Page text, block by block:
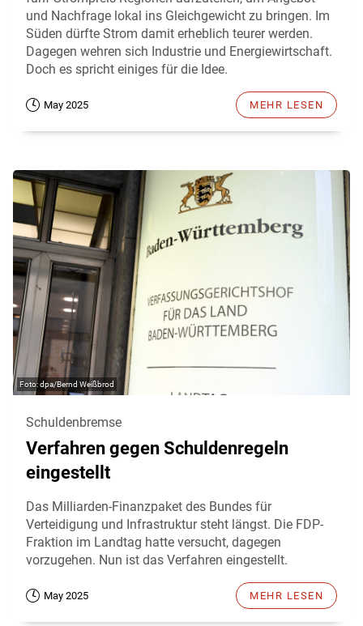
und Nachfrage lokal ins Gleichgewicht zu bringen. Im
Süden dürfte Strom damit erheblich teurer werden.
Dagegen wehren sich Industrie und Energiewirtschaft.
Doch es spricht einiges für die Idee.
May 2025 MEHR LESEN
dpa/Bernd Weißbrod
Schuldenbremse
Verfahren gegen Schuldenregeln
eingestellt
Das Milliarden-Finanzpaket des Bundes für
Verteidigung und Infrastruktur steht längst. Die FDP-
Fraktion im Landtag hatte versucht, dagegen
vorzugehen. Nun ist das Verfahren eingestellt.
May 2025 MEHR LESEN